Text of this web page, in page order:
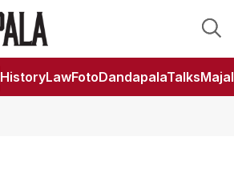
HistoryLawFotoDandapalaTalks